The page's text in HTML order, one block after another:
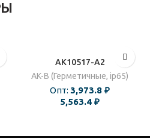
AK10517-A2
AK-B (Герметичные, ip65)
5,563.4 ₽
Опт: 3,973.8 ₽